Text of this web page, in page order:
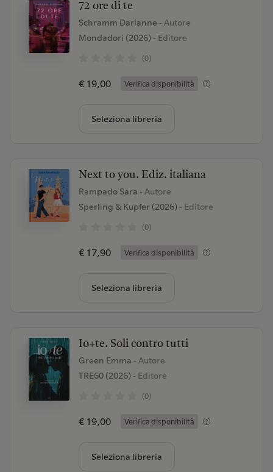
72 ore di te
Schramm Darianne - Autore
Mondadori (2026)- Editore
(0)
€ 19,00 Verifica disponibilità
Seleziona libreria
Next to you. Ediz. italiana
Rampado Sara - Autore
Sperling & Kupfer (2026)- Editore
(0)
€ 17,90 Verifica disponibilità
Seleziona libreria
Io+te. Soli contro tutti
Green Emma - Autore
TRE60 (2026)- Editore
(0)
€ 19,00 Verifica disponibilità
Seleziona libreria